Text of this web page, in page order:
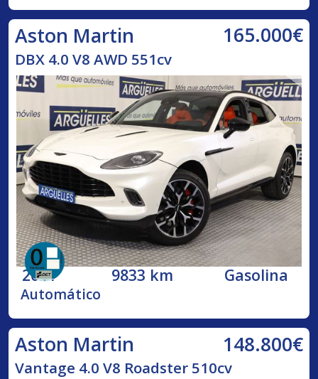
Aston Martin 165.000€
DBX 4.0 V8 AWD 551cv
2021 9833 km Gasolina
Automático
Aston Martin 148.800€
Vantage 4.0 V8 Roadster 510cv